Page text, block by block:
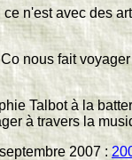
n'est avec des
nous fait
Talbot à la
à travers la
2007 :